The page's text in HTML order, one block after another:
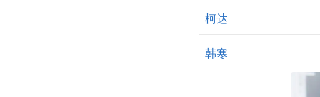
柯达
韩寒